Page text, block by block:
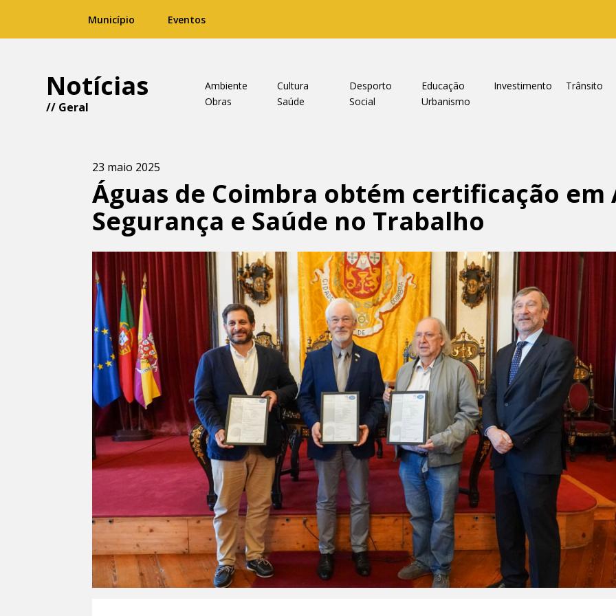
Município Eventos
Notícias
// Geral
Ambiente Cultura Desporto Educação Investimento
Trânsito
Obras
Saúde Social Urbanismo
23 maio 2025
Águas de Coimbra obtém certificação
Segurança e Saúde no Trabalho